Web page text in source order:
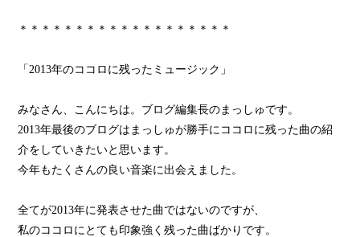
＊＊＊＊＊＊＊＊＊＊＊＊＊＊＊＊＊＊＊
「2013年のココロに残ったミュージック」
みなさん、こんにちは。ブログ編集長のまっしゅです。
2013年最後のブログはまっしゅが勝手にココロに残った曲の紹
介をしていきたいと思います。
今年もたくさんの良い音楽に出会えました。
全てが2013年に発表させた曲ではないのですが、
私のココロにとても印象強く残った曲ばかりです。